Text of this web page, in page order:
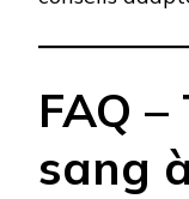
FAQ
sang